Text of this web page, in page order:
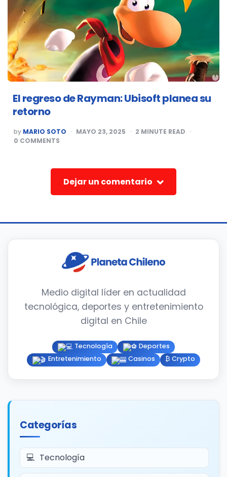
El regreso de Rayman: Ubisoft planea su
retorno
POSTED
BY
by MARIO SOTO MAYO 23, 2025 2 MINUTE READ
0 COMMENTS
Dejar un comentario
Medio digital líder en actualidad
tecnológica, deportes y entretenimiento
digital en Chile
Tecnología
Deportes
Entretenimiento
Casinos ₿ Crypto
Categorías
Tecnología